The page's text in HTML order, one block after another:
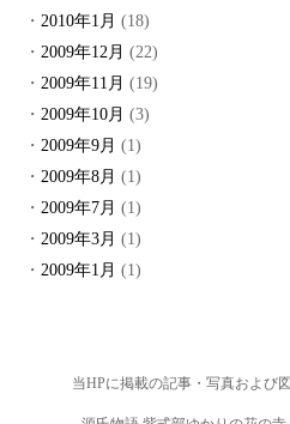
2010年1月 (18)
2009年12月 (22)
2009年11月 (19)
2009年10月 (3)
2009年9月 (1)
2009年8月 (1)
2009年7月 (1)
2009年3月 (1)
2009年1月 (1)
当HPに掲載の記事・写真および